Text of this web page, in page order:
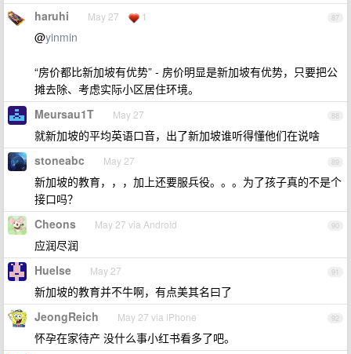
87
haruhi May 27 1
@yinmin
“房价都比新加坡有优势” - 房价明显是新加坡有优势，只要把公
摊去除、考虑实际小区居住环境。
88
Meursau1T May 27
就新加坡的平均英语口音，出了新加坡谁听得懂他们在说啥
89
stoneabc May 27
新加坡的教育，，，加上还要服兵役。。。为了孩子真的不是个
接口吗？
90
Cheons May 27 via Android
应润尽润
91
Huelse May 27
新加坡的教育并不牛啊，有点美其名曰了
92
JeongReich May 27 via iPhone
怀孕在家待产 没什么事小红书看多了吧。